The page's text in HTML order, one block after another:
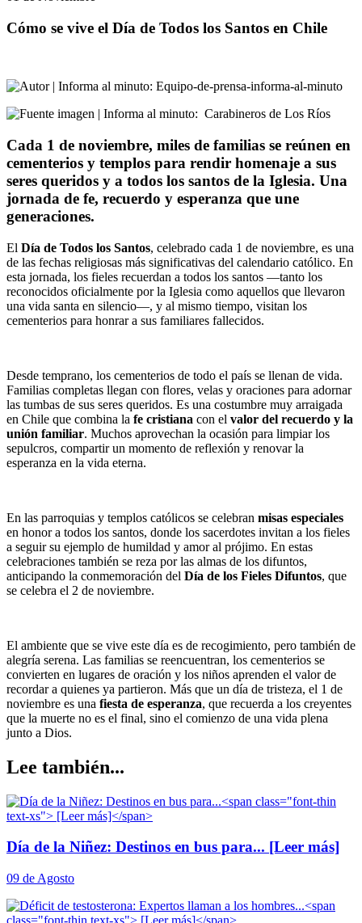
Cómo se vive el Día de Todos los Santos en Chile
: Equipo-de-prensa-informa-al-minuto
: Carabineros de Los Ríos
Cada 1 de noviembre, miles de familias se reúnen en
cementerios y templos para rendir homenaje a sus
seres queridos y a todos los santos de la Iglesia. Una
jornada de fe, recuerdo y esperanza que une
generaciones.
El Día de Todos los Santos, celebrado cada 1 de noviembre, es una
de las fechas religiosas más significativas del calendario católico. En
esta jornada, los fieles recuerdan a todos los santos —tanto los
reconocidos oficialmente por la Iglesia como aquellos que llevaron
una vida santa en silencio—, y al mismo tiempo, visitan los
cementerios para honrar a sus familiares fallecidos.
Desde temprano, los cementerios de todo el país se llenan de vida.
Familias completas llegan con flores, velas y oraciones para adornar
las tumbas de sus seres queridos. Es una costumbre muy arraigada
en Chile que combina la fe cristiana con el valor del recuerdo y la
unión familiar. Muchos aprovechan la ocasión para limpiar los
sepulcros, compartir un momento de reflexión y renovar la
esperanza en la vida eterna.
En las parroquias y templos católicos se celebran misas especiales
en honor a todos los santos, donde los sacerdotes invitan a los fieles
a seguir su ejemplo de humildad y amor al prójimo. En estas
celebraciones también se reza por las almas de los difuntos,
anticipando la conmemoración del Día de los Fieles Difuntos, que
se celebra el 2 de noviembre.
El ambiente que se vive este día es de recogimiento, pero también de
alegría serena. Las familias se reencuentran, los cementerios se
convierten en lugares de oración y los niños aprenden el valor de
recordar a quienes ya partieron. Más que un día de tristeza, el 1 de
noviembre es una fiesta de esperanza, que recuerda a los creyentes
que la muerte no es el final, sino el comienzo de una vida plena
junto a Dios.
Lee también...
Día de la Niñez: Destinos en bus para... [Leer más]
09 de Agosto